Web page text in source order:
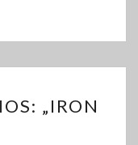
„IRON